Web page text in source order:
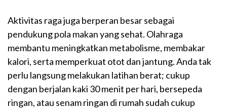
Aktivitas raga juga berperan besar sebagai
pendukung pola makan yang sehat. Olahraga
membantu meningkatkan metabolisme, membakar
kalori, serta memperkuat otot dan jantung. Anda tak
perlu langsung melakukan latihan berat; cukup
dengan berjalan kaki 30 menit per hari, bersepeda
ringan, atau senam ringan di rumah sudah cukup